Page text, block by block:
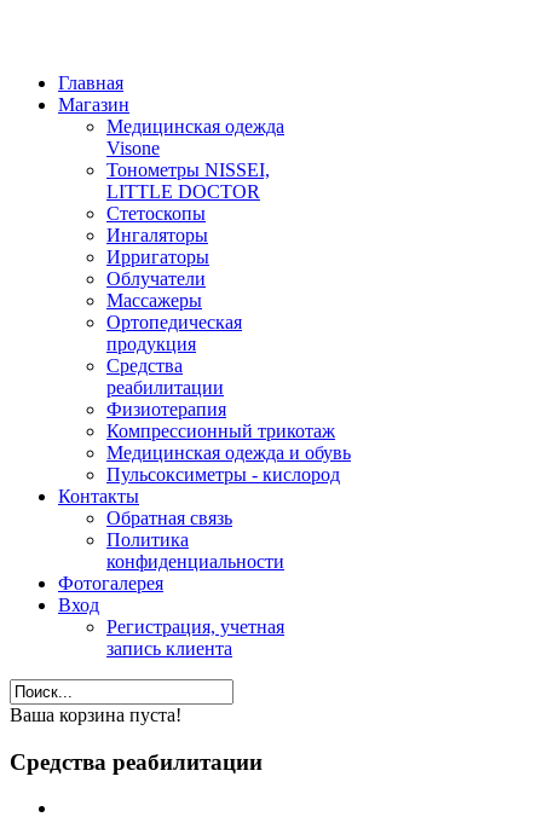
Главная
Магазин
Медицинская одежда
Visone
Тонометры NISSEI,
LITTLE DOCTOR
Cтетоскопы
Ингаляторы
Ирригаторы
Облучатели
Массажеры
Ортопедическая
продукция
Средства
реабилитации
Физиотерапия
Компрессионный трикотаж
Медицинская одежда и обувь
Пульсоксиметры - кислород
Контакты
Обратная связь
Политика
конфиденциальности
Фотогалерея
Вход
Регистрация, учетная
запись клиента
Ваша корзина пуста!
Средства реабилитации